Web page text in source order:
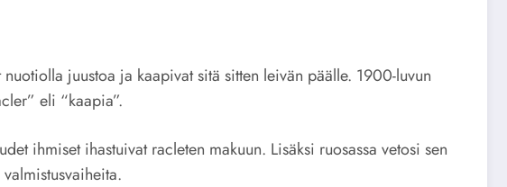
juustoa ja kaapivat sitä sitten leivän päälle. 1900-luvun
eli “kaapia”.
ihmiset ihastuivat racleten makuun. Lisäksi ruosassa vetosi sen